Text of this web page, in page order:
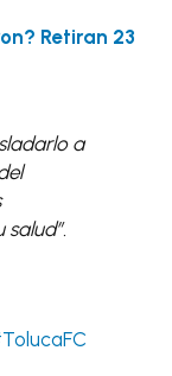
Retiran 23
a